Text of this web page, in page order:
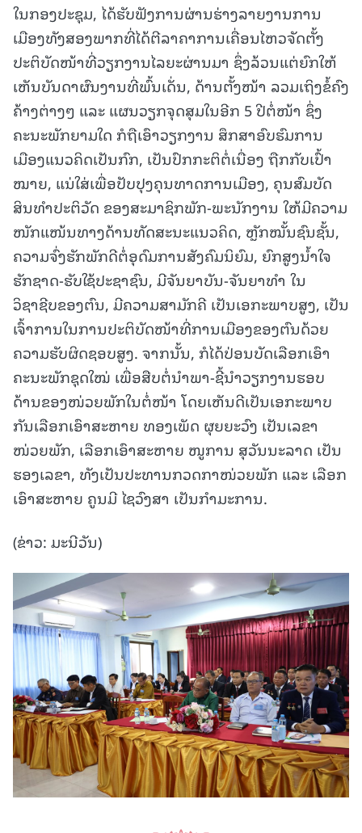
ໃນກອງປະຊຸມ, ໄດ້ຮັບຟັງການຜ່ານຮ່າງລາຍງານການ
ເມືອງທັງສອງພາກທີ່ໄດ້ຕີລາຄາການເຄື່ອນໄຫວຈັດຕັ້ງ
ປະຕິບັດໜ້າທີ່ວຽກງານໄລຍະຜ່ານມາ ຊຶ່ງລ້ວນແຕ່ຍົກໃຫ້
ເຫັນບັນດາຜົນງານທີ່ພົ້ນເດັ່ນ, ດ້ານຕັ້ງໜ້າ ລວມເຖິງຂໍ້ຄົງ
ຄ້າງຕ່າງໆ ແລະ ແຜນວຽກຈຸດສຸມໃນອີກ 5 ປີຕໍ່ໜ້າ ຊຶ່ງ
ຄະນະພັກຍາມໃດ ກໍຖືເອົາວຽກງານ ສຶກສາອົບຮົມການ
ເມືອງແນວຄິດເປັນກົກ, ເປັນປົກກະຕິຕໍ່ເນື່ອງ ຖືກກັບເປົ້າ
ໝາຍ, ແນ່ໃສ່ເພື່ອປັບປຸງຄຸນທາດການເມືອງ, ຄຸນສົມບັດ
ສິນທໍາປະຕິວັດ ຂອງສະມາຊິກພັກ-ພະນັກງານ ໃຫ້ມີຄວາມ
ໜັກແໜ້ນທາງດ້ານທັດສະນະແນວຄິດ, ຫຼັກໝັ້ນຊົນຊັ້ນ,
ຄວາມຈົ່ງຮັກພັກດີຕໍ່ອຸດົມການສັງຄົມນິຍົມ, ຍົກສູງນໍ້າໃຈ
ຮັກຊາດ-ຮັບໃຊ້ປະຊາຊົນ, ມີຈັນຍາບັນ-ຈັນຍາທໍາ ໃນ
ວິຊາຊີບຂອງຕົນ, ມີຄວາມສາມັກຄີ ເປັນເອກະພາບສູງ, ເປັນ
ເຈົ້າການໃນການປະຕິບັດໜ້າທີ່ການເມືອງຂອງຕົນດ້ວຍ
ຄວາມຮັບຜິດຊອບສູງ. ຈາກນັ້ນ, ກໍໄດ້ປ່ອນບັດເລືອກເອົາ
ຄະນະພັກຊຸດໃໝ່ ເພື່ອສືບຕໍ່ນໍາພາ-ຊີ້ນໍາວຽກງານຮອບ
ດ້ານຂອງໜ່ວຍພັກໃນຕໍ່ໜ້າ ໂດຍເຫັນດີເປັນເອກະພາບ
ກັນເລືອກເອົາສະຫາຍ ທອງເພັດ ຜຸຍຍະວົງ ເປັນເລຂາ
ໜ່ວຍພັກ, ເລືອກເອົາສະຫາຍ ໜູການ ສຸວັນນະລາດ ເປັນ
ຮອງເລຂາ, ທັງເປັນປະທານກວດກາໜ່ວຍພັກ ແລະ ເລືອກ
ເອົາສະຫາຍ ຄູນມີ ໄຊວົງສາ ເປັນກຳມະການ.
(ຂ່າວ: ມະນີວັນ)